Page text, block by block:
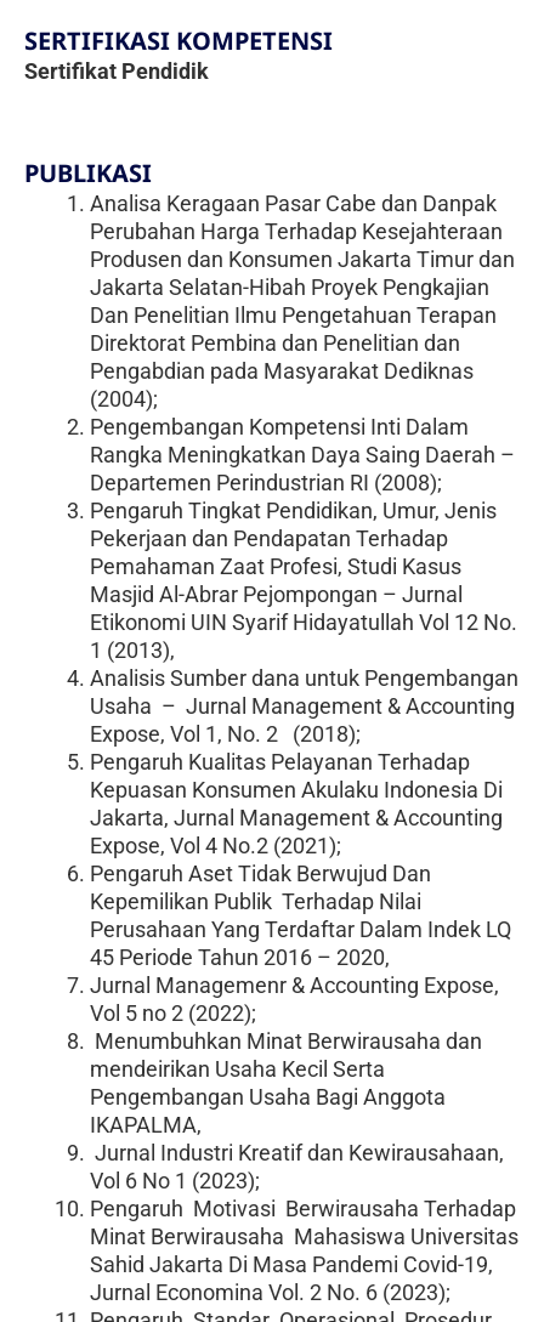
SERTIFIKASI KOMPETENSI
Sertifikat Pendidik
PUBLIKASI
Analisa Keragaan Pasar Cabe dan Danpak
Perubahan Harga Terhadap Kesejahteraan
Produsen dan Konsumen Jakarta Timur dan
Jakarta Selatan-Hibah Proyek Pengkajian
Dan Penelitian Ilmu Pengetahuan Terapan
Direktorat Pembina dan Penelitian dan
Pengabdian pada Masyarakat Dediknas
(2004);
Pengembangan Kompetensi Inti Dalam
Rangka Meningkatkan Daya Saing Daerah –
Departemen Perindustrian RI (2008);
Pengaruh Tingkat Pendidikan, Umur, Jenis
Pekerjaan dan Pendapatan Terhadap
Pemahaman Zaat Profesi, Studi Kasus
Masjid Al-Abrar Pejompongan – Jurnal
Etikonomi UIN Syarif Hidayatullah Vol 12 No.
1 (2013),
Analisis Sumber dana untuk Pengembangan
Usaha – Jurnal Management & Accounting
Expose, Vol 1, No. 2 (2018);
Pengaruh Kualitas Pelayanan Terhadap
Kepuasan Konsumen Akulaku Indonesia Di
Jakarta, Jurnal Management & Accounting
Expose, Vol 4 No.2 (2021);
Pengaruh Aset Tidak Berwujud Dan
Kepemilikan Publik Terhadap Nilai
Perusahaan Yang Terdaftar Dalam Indek LQ
45 Periode Tahun 2016 – 2020,
Jurnal Managemenr & Accounting Expose,
Vol 5 no 2 (2022);
Menumbuhkan Minat Berwirausaha dan
mendeirikan Usaha Kecil Serta
Pengembangan Usaha Bagi Anggota
IKAPALMA,
Jurnal Industri Kreatif dan Kewirausahaan,
Vol 6 No 1 (2023);
Pengaruh Motivasi Berwirausaha Terhadap
Minat Berwirausaha Mahasiswa Universitas
Sahid Jakarta Di Masa Pandemi Covid-19,
Jurnal Economina Vol. 2 No. 6 (2023);